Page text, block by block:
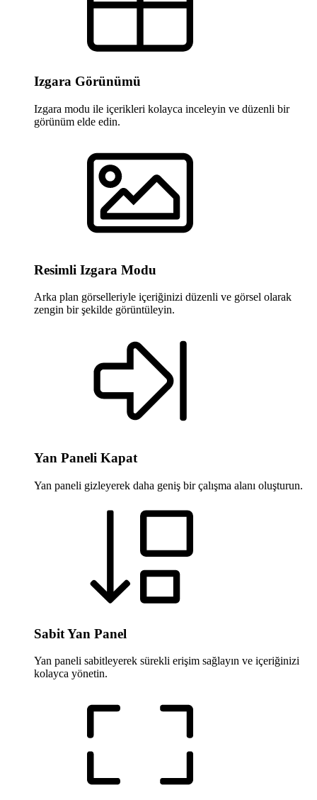
Izgara Görünümü
Izgara modu ile içerikleri kolayca inceleyin ve düzenli bir
görünüm elde edin.
Resimli Izgara Modu
Arka plan görselleriyle içeriğinizi düzenli ve görsel olarak
zengin bir şekilde görüntüleyin.
Yan Paneli Kapat
Yan paneli gizleyerek daha geniş bir çalışma alanı oluşturun.
Sabit Yan Panel
Yan paneli sabitleyerek sürekli erişim sağlayın ve içeriğinizi
kolayca yönetin.